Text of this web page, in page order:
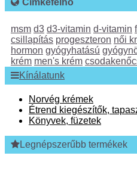
Címkefelhő
msm d3 d3-vitamin d-vitamin
csillapítás progeszteron női
hormon gyógyhatású
krém men's krém
Kínálatunk
Norvég krémek
Étrend kiegészítők,
Könyvek, füzetek
Legnépszerűbb termékek